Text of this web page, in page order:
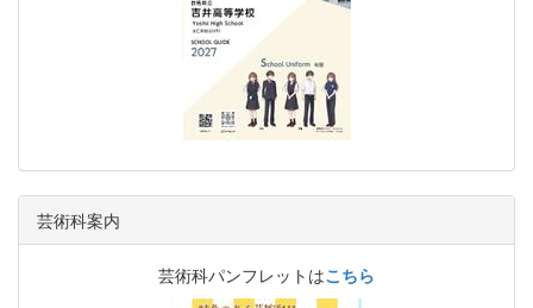
芸術科案内
芸術科パンフレットはこちら